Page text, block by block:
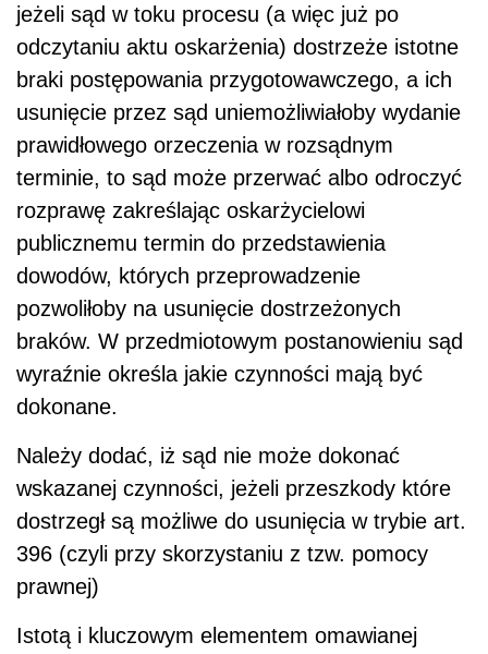
jeżeli sąd w toku procesu (a więc już po
odczytaniu aktu oskarżenia) dostrzeże istotne
braki postępowania przygotowawczego, a ich
usunięcie przez sąd uniemożliwiałoby wydanie
prawidłowego orzeczenia w rozsądnym
terminie, to sąd może przerwać albo odroczyć
rozprawę zakreślając oskarżycielowi
publicznemu termin do przedstawienia
dowodów, których przeprowadzenie
pozwoliłoby na usunięcie dostrzeżonych
braków. W przedmiotowym postanowieniu sąd
wyraźnie określa jakie czynności mają być
dokonane.
Należy dodać, iż sąd nie może dokonać
wskazanej czynności, jeżeli przeszkody które
dostrzegł są możliwe do usunięcia w trybie art.
396 (czyli przy skorzystaniu z tzw. pomocy
prawnej)
Istotą i kluczowym elementem omawianej